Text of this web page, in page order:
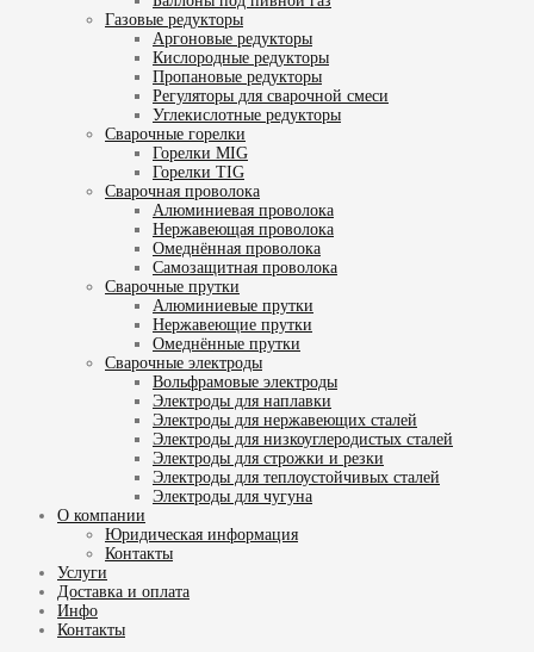
Газовые редукторы
Аргоновые редукторы
Кислородные редукторы
Пропановые редукторы
Регуляторы для сварочной смеси
Углекислотные редукторы
Сварочные горелки
Горелки MIG
Горелки TIG
Сварочная проволока
Алюминиевая проволока
Нержавеющая проволока
Омеднённая проволока
Самозащитная проволока
Сварочные прутки
Алюминиевые прутки
Нержавеющие прутки
Омеднённые прутки
Сварочные электроды
Вольфрамовые электроды
Электроды для наплавки
Электроды для нержавеющих сталей
Электроды для низкоуглеродистых сталей
Электроды для строжки и резки
Электроды для теплоустойчивых сталей
Электроды для чугуна
О компании
Юридическая информация
Контакты
Услуги
Доставка и оплата
Инфо
Контакты